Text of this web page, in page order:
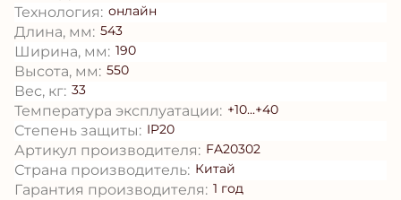
Технология: онлайн
Длина, мм: 543
Ширина, мм: 190
Высота, мм: 550
Вес, кг: 33
Температура эксплуатации: +10...+40
Степень защиты: IP20
Артикул производителя: FA20302
Страна производитель: Китай
Гарантия производителя: 1 год